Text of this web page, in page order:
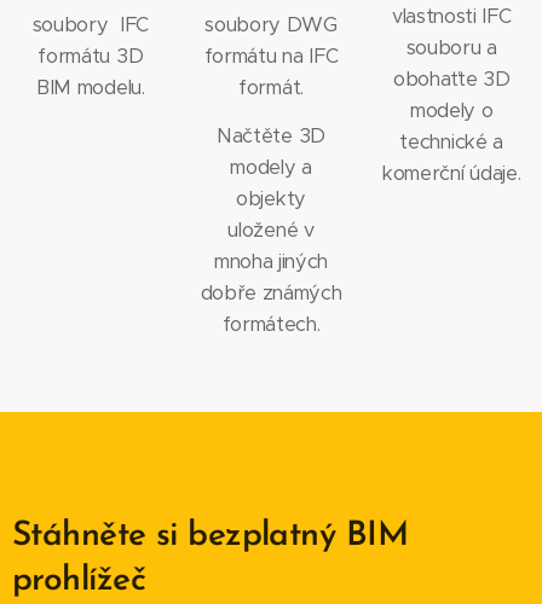
soubory IFC
formátu 3D
BIM modelu.
soubory DWG
formátu na IFC
formát.
Načtěte 3D
modely a
objekty
uložené v
mnoha jiných
dobře známých
formátech.
vlastnosti IFC
souboru a
obohaťte 3D
modely o
technické a
komerční údaje.
Stáhněte si bezplatný BIM
prohlížeč